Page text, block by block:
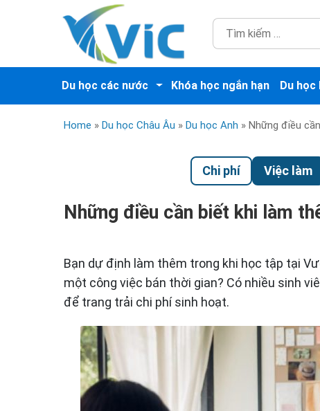
Du học các nước Khóa học ngắn hạn Du học
Home » Du học Châu Âu » Du học Anh » Những điều
Chi phí Việc làm
Những điều cần biết khi làm
Bạn dự định làm thêm trong khi học tập tại
một công việc bán thời gian? Có nhiều sinh
để trang trải chi phí sinh hoạt.